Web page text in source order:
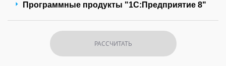
Программные продукты "1С:Предприятие 8"
РАССЧИТАТЬ